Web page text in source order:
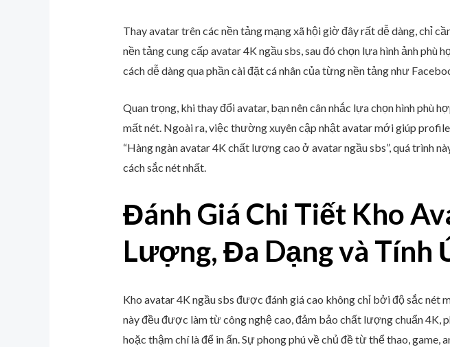
Thay avatar trên các nền tảng mạng xã hội giờ đây rất dễ dàng, chỉ
nền tảng cung cấp avatar 4K ngầu sbs, sau đó chọn lựa hình ảnh
cách dễ dàng qua phần cài đặt cá nhân của từng nền tảng như
Quan trọng, khi thay đổi avatar, bạn nên cân nhắc lựa chọn hình phù
mất nét. Ngoài ra, việc thường xuyên cập nhật avatar mới giúp
“Hàng ngàn avatar 4K chất lượng cao ở avatar ngầu sbs”, quá trình
cách sắc nét nhất.
Đánh Giá Chi Tiết Kho
Lượng, Đa Dạng và Tính
Kho avatar 4K ngầu sbs được đánh giá cao không chỉ bởi độ sắc nét
này đều được làm từ công nghệ cao, đảm bảo chất lượng chuẩn 4K,
hoặc thậm chí là để in ấn. Sự phong phú về chủ đề từ thể thao,